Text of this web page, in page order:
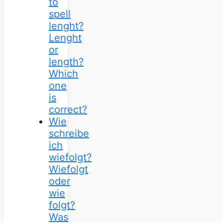
spell
lenght?
Lenght
or
length?
Which
one
is
correct?
Wie
schreibe
ich
wiefolgt?
Wiefolgt
oder
wie
folgt?
Was